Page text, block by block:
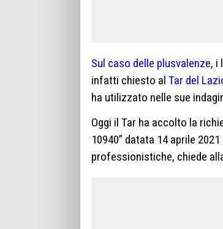
Sul caso delle plusvalenze, i
infatti chiesto al Tar del
ha utilizzato nelle sue
Oggi il Tar ha accolto la
10940” datata 14 aprile
professionistiche, chiede